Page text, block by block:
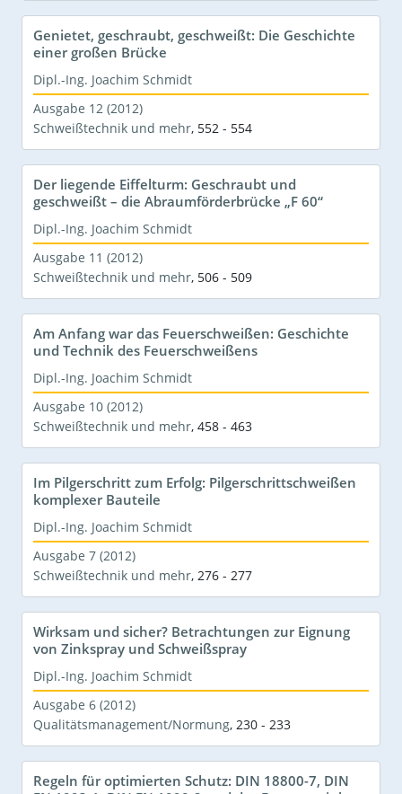
Genietet, geschraubt, geschweißt: Die Geschichte
einer großen Brücke
Dipl.-Ing. Joachim Schmidt
Ausgabe 12 (2012)
Schweißtechnik und mehr, 552 - 554
Der liegende Eiffelturm: Geschraubt und
geschweißt – die Abraumförderbrücke „F 60“
Dipl.-Ing. Joachim Schmidt
Ausgabe 11 (2012)
Schweißtechnik und mehr, 506 - 509
Am Anfang war das Feuerschweißen: Geschichte
und Technik des Feuerschweißens
Dipl.-Ing. Joachim Schmidt
Ausgabe 10 (2012)
Schweißtechnik und mehr, 458 - 463
Im Pilgerschritt zum Erfolg: Pilgerschrittschweißen
komplexer Bauteile
Dipl.-Ing. Joachim Schmidt
Ausgabe 7 (2012)
Schweißtechnik und mehr, 276 - 277
Wirksam und sicher? Betrachtungen zur Eignung
von Zinkspray und Schweißspray
Dipl.-Ing. Joachim Schmidt
Ausgabe 6 (2012)
Qualitätsmanagement/Normung, 230 - 233
Regeln für optimierten Schutz: DIN 18800-7, DIN